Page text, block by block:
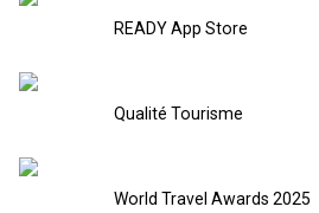
READY App Store
Qualité Tourisme
World Travel Awards 2025